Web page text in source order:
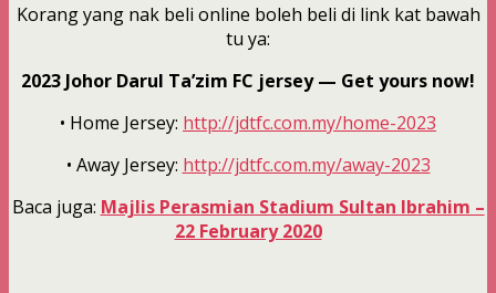
Korang yang nak beli online boleh beli di link kat bawah
tu ya:
2023 Johor Darul Ta’zim FC jersey — Get yours now!
• Home Jersey: http://jdtfc.com.my/home-2023
• Away Jersey: http://jdtfc.com.my/away-2023
Baca juga: Majlis Perasmian Stadium Sultan Ibrahim –
22 February 2020